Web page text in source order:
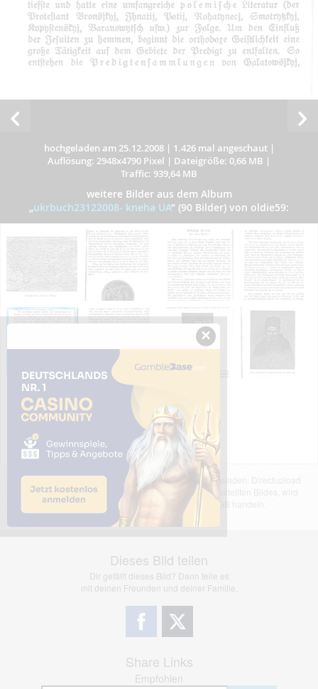
hochgeladen am 25.12.2008| 1.426 mal angeschaut|
Auflösung: 2948x4790 Pixel | Dateigröße: 0,66 MB |
Traffic: 939,64 MB
weitere Bilder aus dem Album
„ukrbuch23122008- kneha UA” (90 Bilder) von oldie59:
Das dargestellte Bild wurde von einem Nutzer hochgeladen. Directupload
übernimmt keinerlei Haftung für den Inhalt des dargestellten Bildes, wird
jedoch bei Verstößen nach §2(3) unserer AGB handeln.
Dieses Bild teilen
Dir gefällt dieses Bild? Dann teile es
mit deinen Freunden und deiner Familie.
Share Links
Empfohlen
×